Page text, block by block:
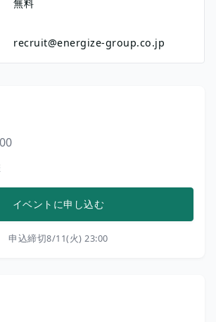
無料
recruit@energize-group.co.jp
イベントに申し込む
申込締切8/11(火) 23:00